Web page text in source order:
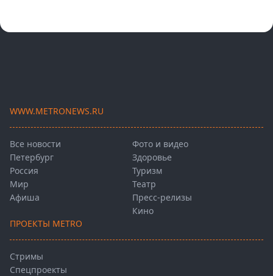
WWW.METRONEWS.RU
Все новости
Петербург
Россия
Мир
Афиша
Фото и видео
Здоровье
Туризм
Театр
Пресс-релизы
Кино
ПРОЕКТЫ METRO
Стримы
Спецпроекты